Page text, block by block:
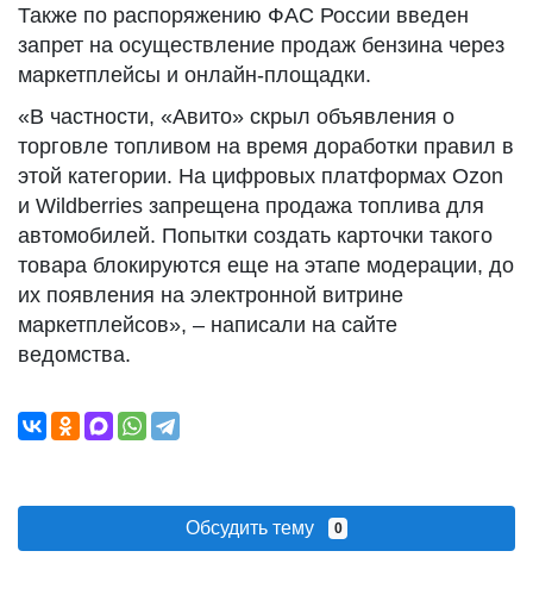
Также по распоряжению ФАС России введен
запрет на осуществление продаж бензина через
маркетплейсы и онлайн-площадки.
«В частности, «Авито» скрыл объявления о
торговле топливом на время доработки правил в
этой категории. На цифровых платформах Ozon
и Wildberries запрещена продажа топлива для
автомобилей. Попытки создать карточки такого
товара блокируются еще на этапе модерации, до
их появления на электронной витрине
маркетплейсов», – написали на сайте
ведомства.
Обсудить тему 0